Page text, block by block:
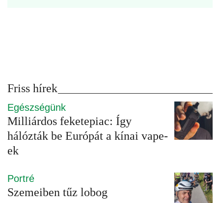
Friss hírek
Egészségünk
Milliárdos feketepiac: Így
hálózták be Európát a kínai vape-
ek
Portré
Szemeiben tűz lobog